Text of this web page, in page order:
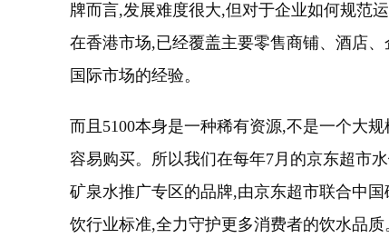
牌而言,发展难度很大,但对于企业如何规范
在香港市场,已经覆盖主要零售商铺、酒店
国际市场的经验。
而且5100本身是一种稀有资源,不是一个大
容易购买。所以我们在每年7月的京东超市
矿泉水推广专区的品牌,由京东超市联合中
饮行业标准,全力守护更多消费者的饮水品质